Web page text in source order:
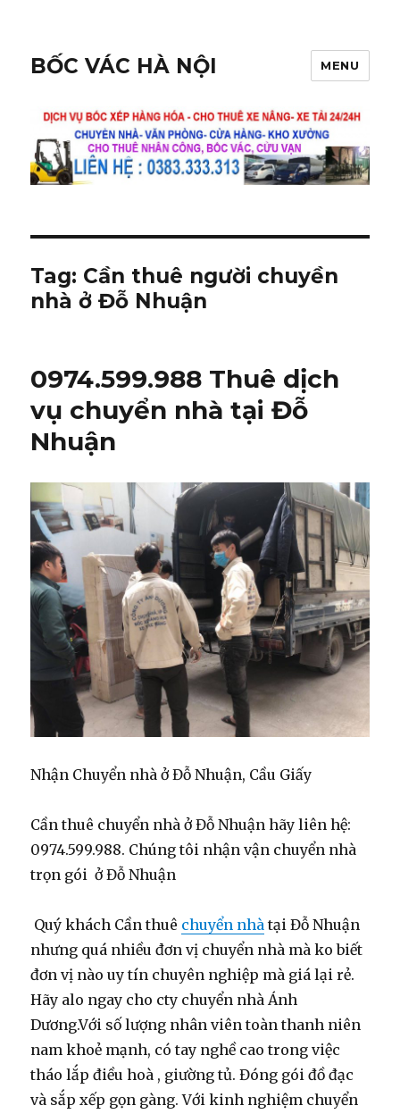
BỐC VÁC HÀ NỘI MENU
Tag: Cần thuê người chuyền
nhà ở Đỗ Nhuận
0974.599.988 Thuê dịch
vụ chuyển nhà tại Đỗ
Nhuận
Nhận Chuyển nhà ở Đỗ Nhuận, Cầu Giấy
Cần thuê chuyển nhà ở Đỗ Nhuận hãy liên hệ:
0974.599.988. Chúng tôi nhận vận chuyển nhà
trọn gói ở Đỗ Nhuận
Quý khách Cần thuê chuyển nhà tại Đỗ Nhuận
nhưng quá nhiều đơn vị chuyển nhà mà ko biết
đơn vị nào uy tín chuyên nghiệp mà giá lại rẻ.
Hãy alo ngay cho cty chuyển nhà Ánh
Dương.Với số lượng nhân viên toàn thanh niên
nam khoẻ mạnh, có tay nghề cao trong việc
tháo lắp điều hoà , giường tủ. Đóng gói đồ đạc
và sắp xếp gọn gàng. Với kinh nghiệm chuyển